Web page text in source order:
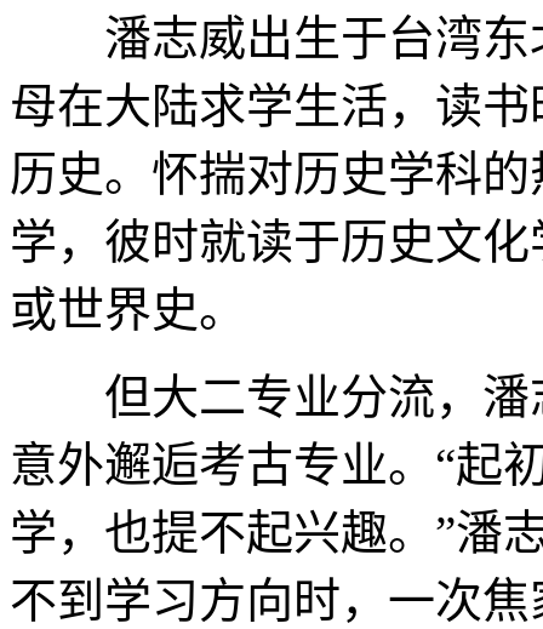
潘志威出生于台湾东
母在大陆求学生活，读
历史。怀揣对历史学科
学，彼时就读于历史文
或世界史。
但大二专业分流，潘
意外邂逅考古专业。“起
学，也提不起兴趣。”潘
不到学习方向时，一次